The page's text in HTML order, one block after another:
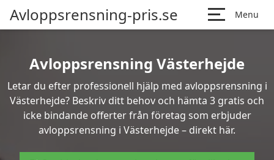
Avloppsrensning-pris.se Menu
Avloppsrensning Västerhejde
Letar du efter professionell hjälp med avloppsrensning i
Västerhejde? Beskriv ditt behov och hämta 3 gratis och
icke bindande offerter från företag som erbjuder
avloppsrensning i Västerhejde – direkt här.